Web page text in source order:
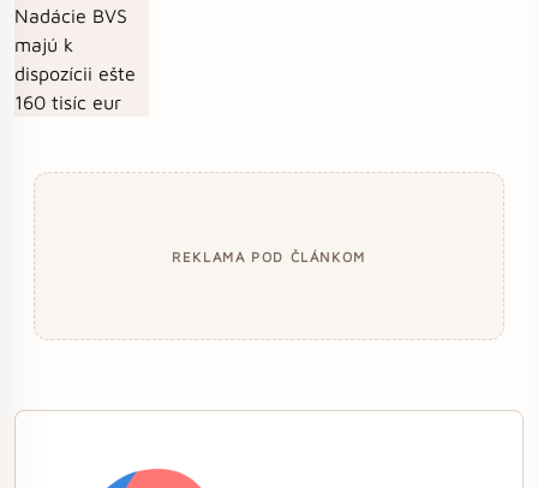
REKLAMA POD ČLÁNKOM